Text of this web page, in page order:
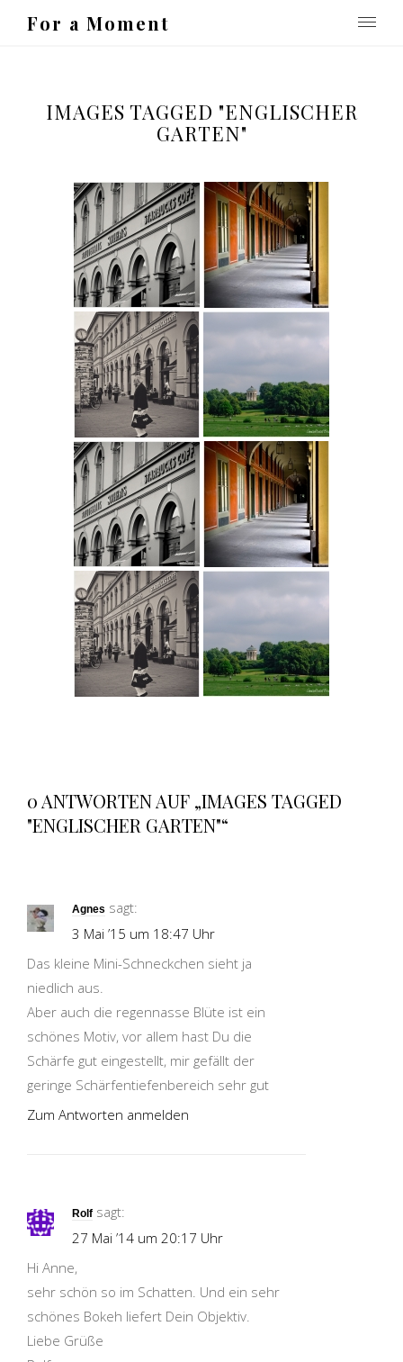
For a Moment
IMAGES TAGGED "ENGLISCHER
GARTEN"
0 ANTWORTEN AUF „IMAGES TAGGED
"ENGLISCHER GARTEN"“
Agnes sagt:
3 Mai ’15 um 18:47 Uhr
Das kleine Mini-Schneckchen sieht ja
niedlich aus.
Aber auch die regennasse Blüte ist ein
schönes Motiv, vor allem hast Du die
Schärfe gut eingestellt, mir gefällt der
geringe Schärfentiefenbereich sehr gut
Zum Antworten anmelden
Rolf sagt:
27 Mai ’14 um 20:17 Uhr
Hi Anne,
sehr schön so im Schatten. Und ein sehr
schönes Bokeh liefert Dein Objektiv.
Liebe Grüße